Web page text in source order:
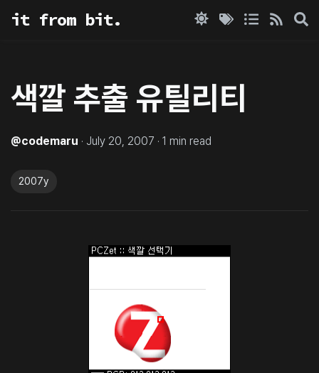
it from bit.
색깔 추출 유틸리티
@codemaru · July 20, 2007 · 1 min read
2007y